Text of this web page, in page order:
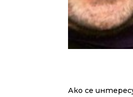
Ако се